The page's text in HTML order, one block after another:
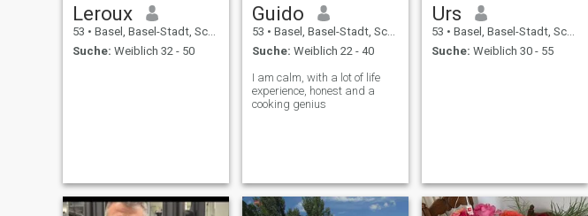
Leroux
53 • Basel, Basel-Stadt, Schweiz
Suche: Weiblich 32 - 50
Guido
53 • Basel, Basel-Stadt, Schweiz
Suche: Weiblich 22 - 40
I am calm, with a lot of life
experience, honest and a
cooking genius
Urs
53 • Basel, Basel-Stadt, Schweiz
Suche: Weiblich 30 - 55